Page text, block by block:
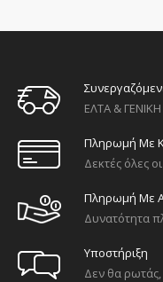
ΕΛΤΑ &
Πληρωμή Με
Δεκτές όλες
Πληρωμή Με
Δυνατότητα
Υποστήριξη
Δεν θα